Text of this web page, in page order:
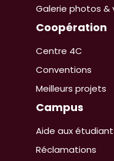
Galerie photos &
Coopération
Centre 4C
Conventions
Meilleurs projets
Campus
Aide aux
Réclamations